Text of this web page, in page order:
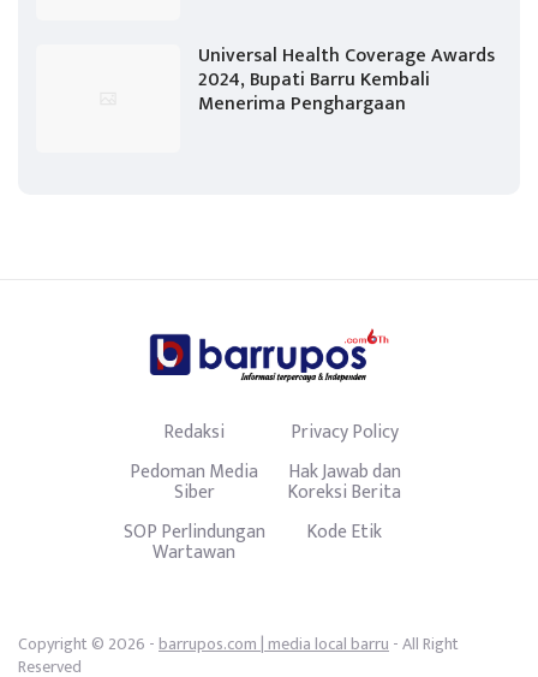
Universal Health Coverage Awards
2024, Bupati Barru Kembali
Menerima Penghargaan
Redaksi
Privacy Policy
Pedoman Media
Siber
Hak Jawab dan
Koreksi Berita
SOP Perlindungan
Wartawan
Kode Etik
Copyright © 2026 -barrupos.com | media local barru- All Right
Reserved